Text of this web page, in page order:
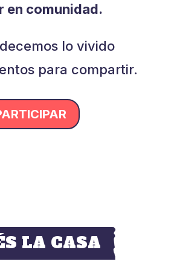
en comunidad.
lo vivido
para compartir.
LA CASA